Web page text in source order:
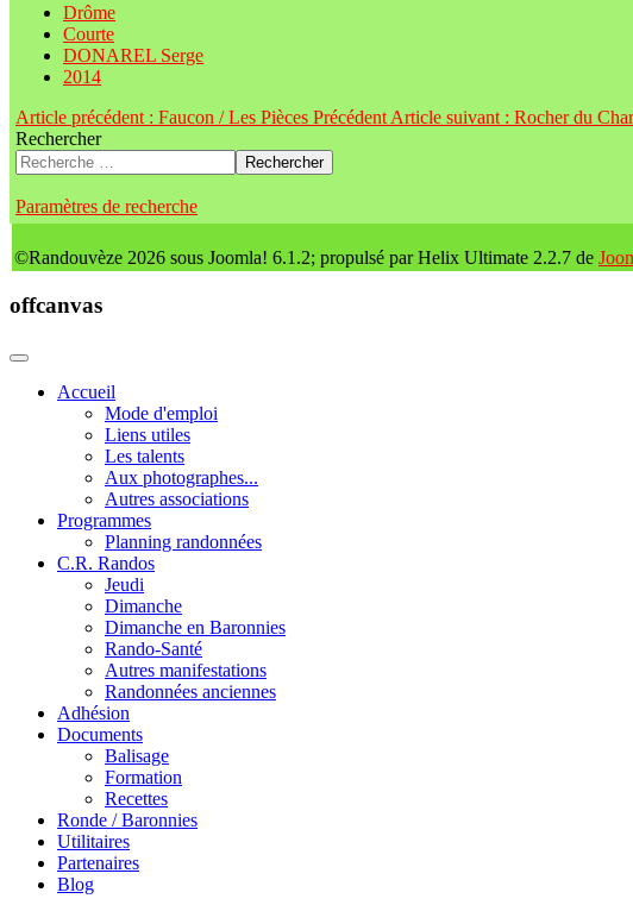
Drôme
Courte
DONAREL Serge
2014
Article précédent : Faucon / Les Pièces Précédent Article suivant : Rocher du
Rechercher
Rechercher
Paramètres de recherche
©Randouvèze 2026 sous Joomla! 6.1.2; propulsé par Helix Ultimate 2.2.7 de
offcanvas
Accueil
Mode d'emploi
Liens utiles
Les talents
Aux photographes...
Autres associations
Programmes
Planning randonnées
C.R. Randos
Jeudi
Dimanche
Dimanche en Baronnies
Rando-Santé
Autres manifestations
Randonnées anciennes
Adhésion
Documents
Balisage
Formation
Recettes
Ronde / Baronnies
Utilitaires
Partenaires
Blog